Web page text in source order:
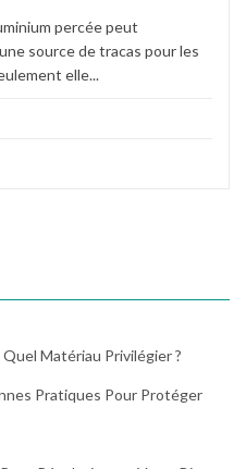
percée peut
source de tracas pour les
elle...
Matériau Privilégier ?
Pratiques Pour Protéger